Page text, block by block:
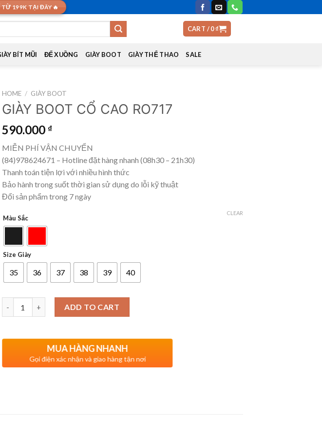
TỪ 199K TẠI ĐÂY 🔥
CART /0₫
BÍT MŨI ĐẾ XUỒNG GIÀY BOOT GIÀY THỂ THAO SALE
HOME / GIÀY BOOT
GIÀY BOOT CỔ CAO RO717
590.000 ₫
MIỄN PHÍ VẬN CHUYỂN
(84)978624671 – Hotline đặt hàng nhanh (08h30 – 21h30)
Thanh toán tiện lợi với nhiều hình thức
Bảo hành trong suốt thời gian sử dụng do lỗi kỹ thuật
Đổi sản phẩm trong 7 ngày
Màu Sắc
Size Giày
35 36 37 38 39 40
CLEAR
ADD TO CART
MUA HÀNG NHANH
Gọi điện xác nhận và giao hàng tận nơi